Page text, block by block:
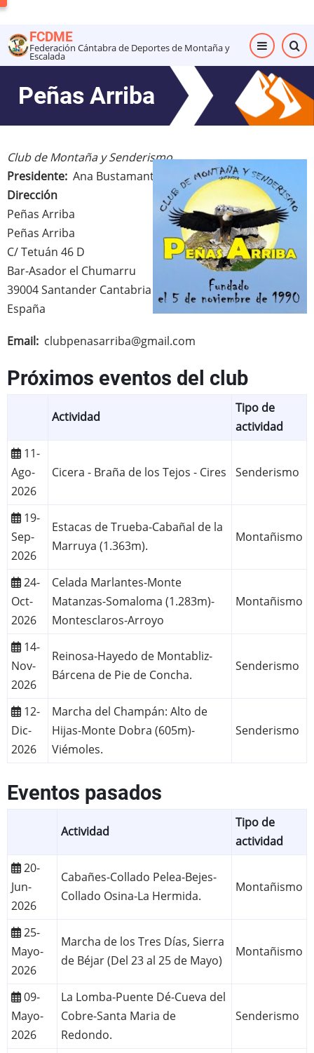
al
contenido
principal
FCDME
Federación Cántabra de Deportes de Montaña y
Escalada
Peñas Arriba
Club de Montaña y Senderismo
Presidente Ana Bustamante
Dirección
Peñas Arriba
Peñas Arriba
C/ Tetuán 46 D
Bar-Asador el Chumarru
39004Santander Cantabria
España
Email clubpenasarriba@gmail.com
Próximos eventos del club
Actividad
Tipo de
actividad
11-
Ago-
2026
Cicera - Braña de los Tejos - Cires Senderismo
19-
Sep-
2026
Estacas de Trueba-Cabañal de la
Marruya (1.363m).
Montañismo
24-
Oct-
2026
Celada Marlantes-Monte
Matanzas-Somaloma (1.283m)-
Montesclaros-Arroyo
Montañismo
14-
Nov-
2026
Reinosa-Hayedo de Montabliz-
Bárcena de Pie de Concha.
Senderismo
12-
Dic-
2026
Marcha del Champán: Alto de
Hijas-Monte Dobra (605m)-
Viémoles.
Senderismo
Eventos pasados
Actividad
Tipo de
actividad
20-
Jun-
2026
Cabañes-Collado Pelea-Bejes-
Collado Osina-La Hermida.
Montañismo
25-
Mayo-
2026
Marcha de los Tres Días, Sierra
de Béjar (Del 23 al 25 de Mayo)
Montañismo
09-
Mayo-
2026
La Lomba-Puente Dé-Cueva del
Cobre-Santa Maria de
Redondo.
Senderismo